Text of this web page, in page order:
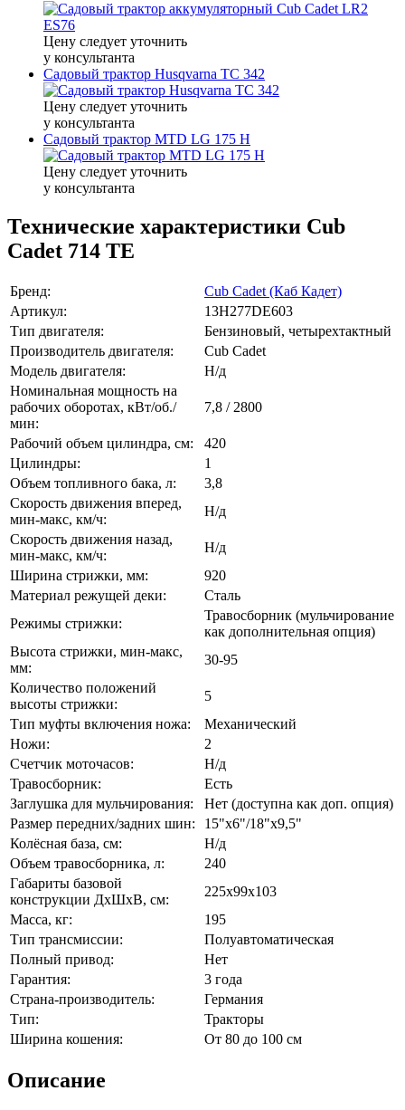
Цену следует уточнить
у консультанта
Садовый трактор Husqvarna TC 342
Цену следует уточнить
у консультанта
Садовый трактор MTD LG 175 H
Цену следует уточнить
у консультанта
Технические характеристики Cub
Cadet 714 TE
Бренд:
Cub Cadet (Кaб Кадет)
Артикул:
13H277DE603
Тип двигателя:
Бензиновый, четырехтактный
Производитель двигателя:
Cub Cadet
Модель двигателя:
Н/д
Номинальная мощность на
рабочих оборотах, кВт/об./
мин:
7,8 / 2800
Рабочий объем цилиндра, см:
420
Цилиндры:
1
Объем топливного бака, л:
3,8
Скорость движения вперед,
мин-макс, км/ч:
Н/д
Скорость движения назад,
мин-макс, км/ч:
Н/д
Ширина стрижки, мм:
920
Материал режущей деки:
Сталь
Режимы стрижки:
Травосборник (мульчирование
как дополнительная опция)
Высота стрижки, мин-макс,
мм:
30-95
Количество положений
высоты стрижки:
5
Тип муфты включения ножа:
Механический
Ножи:
2
Счетчик моточасов:
Н/д
Травосборник:
Есть
Заглушка для мульчирования:
Нет (доступна как доп. опция)
Размер передних/задних шин:
15"x6"/18"x9,5"
Колёсная база, см:
Н/д
Объем травосборника, л:
240
Габариты базовой
конструкции ДхШхВ, см:
225x99x103
Масса, кг:
195
Тип трансмиссии:
Полуавтоматическая
Полный привод:
Нет
Гарантия:
3 года
Страна-производитель:
Германия
Тип:
Тракторы
Ширина кошения:
От 80 до 100 см
Описание